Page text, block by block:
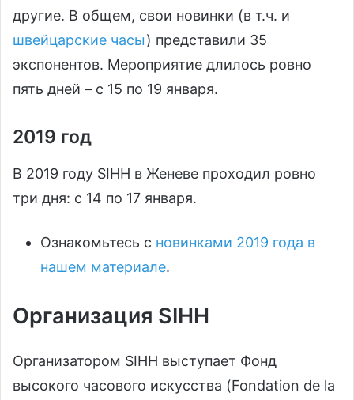
другие. В общем, свои новинки (в т.ч. и
швейцарские часы) представили 35
экспонентов. Мероприятие длилось ровно
пять дней – с 15 по 19 января.
2019 год
В 2019 году SIHH в Женеве проходил ровно
три дня: с 14 по 17 января.
Ознакомьтесь с новинками 2019 года в
нашем материале.
Организация SIHH
Организатором SIHH выступает Фонд
высокого часового искусства (Fondation de la